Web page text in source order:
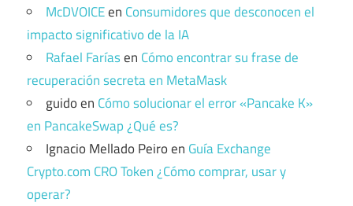
McDVOICEen Consumidores que desconocen el
impacto significativo de la IA
Rafael Faríasen Cómo encontrar su frase de
recuperación secreta en MetaMask
guidoen Cómo solucionar el error «Pancake K»
en PancakeSwap ¿Qué es?
Ignacio Mellado Peiroen Guía Exchange
Crypto.com CRO Token ¿Cómo comprar, usar y
operar?